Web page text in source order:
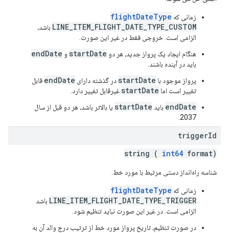
زمانی که flightDateType
LINE_ITEM_FLIGHT_DATE_TYPE_CUSTOM باشد،
الزامی است. خروجی فقط در غیر این صورت.
هنگام ایجاد یک پرواز جدید، هر دو startDate و endDate
باید در آینده باشند.
پرواز موجود با startDate در گذشته دارای endDate قابل
تغییر است اما startDate غیرقابل تغییر دارد.
endDate باید startDate یا بالاتر باشد، هر دو قبل از سال
2037.
triggerId
string ( int64 format)
شناسه راه‌انداز دستی مرتبط با مورد خط.
زمانی که flightDateType
LINE_ITEM_FLIGHT_DATE_TYPE_TRIGGER باشد
الزامی است. در غیر این صورت نباید تنظیم شود.
در صورت تنظیم، تاریخ پرواز مورد خط از ترتیب درج والد آن به